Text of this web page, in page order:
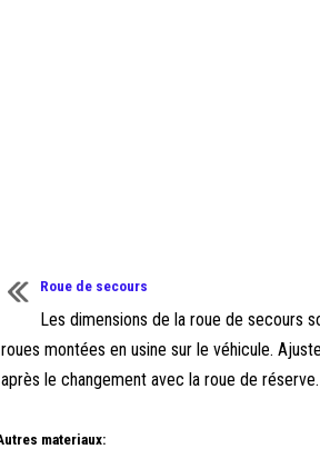
Roue de secours
Les dimensions de la roue de secours
roues montées en usine sur le véhicule.
après le changement avec la roue de réserve.
materiaux: